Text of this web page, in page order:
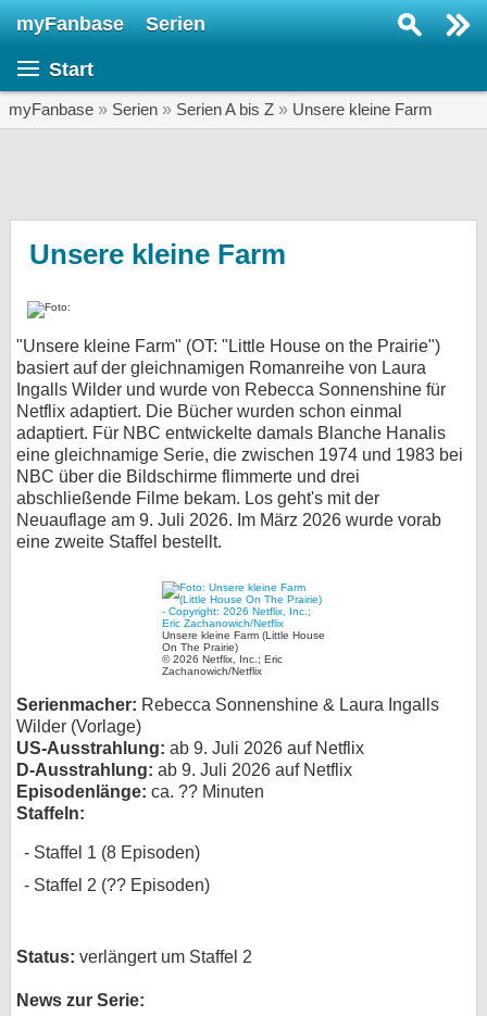
myFanbase Serien
Start
myFanbase » Serien » Serien A bis Z » Unsere kleine Farm
Unsere kleine Farm
"Unsere kleine Farm" (OT: "Little House on the Prairie")
basiert auf der gleichnamigen Romanreihe von Laura
Ingalls Wilder und wurde von Rebecca Sonnenshine für
Netflix adaptiert. Die Bücher wurden schon einmal
adaptiert. Für NBC entwickelte damals Blanche Hanalis
eine gleichnamige Serie, die zwischen 1974 und 1983 bei
NBC über die Bildschirme flimmerte und drei
abschließende Filme bekam. Los geht's mit der
Neuauflage am 9. Juli 2026. Im März 2026 wurde vorab
eine zweite Staffel bestellt.
Unsere kleine Farm (Little House
On The Prairie)
© 2026 Netflix, Inc.; Eric
Zachanowich/Netflix
Serienmacher: Rebecca Sonnenshine & Laura Ingalls
Wilder (Vorlage)
US-Ausstrahlung: ab 9. Juli 2026 auf Netflix
D-Ausstrahlung: ab 9. Juli 2026 auf Netflix
Episodenlänge: ca. ?? Minuten
Staffeln:
Staffel 1 (8 Episoden)
Staffel 2 (?? Episoden)
Status: verlängert um Staffel 2
News zur Serie:
SERIEN
Specials
SERVICE
Gewinnspiele
Forum
bei X
Kontakt
Nutzungsbedingungen
Cookie-Einstellungen